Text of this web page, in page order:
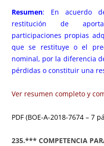
Resumen: En acuerdo
restitución de
participaciones propias
que se restituye o el
nominal, por la diferencia
pérdidas o constituir una
Ver resumen completo y
PDF (BOE-A-2018-7674 – 7
235.*** COMPETENCIA